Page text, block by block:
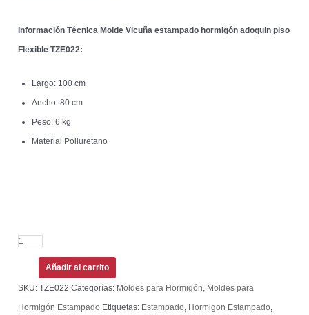
Información Técnica Molde Vicuña estampado hormigón adoquin piso
FlexibleTZE022:
Largo: 100 cm
Ancho: 80 cm
Peso: 6 kg
Material Poliuretano
Añadir al carrito
SKU:TZE022 Categorías: Moldes para Hormigón Moldes para
Hormigón Estampado Etiquetas: Estampado Hormigon Estampado